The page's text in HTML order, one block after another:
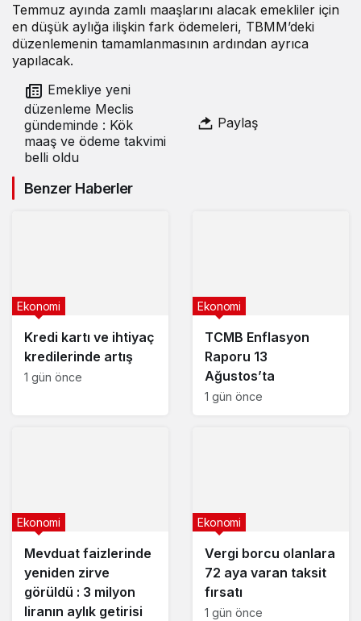
Temmuz ayında zamlı maaşlarını alacak emekliler için
en düşük aylığa ilişkin fark ödemeleri, TBMM’deki
düzenlemenin tamamlanmasının ardından ayrıca
yapılacak.
Emekliye yeni
düzenleme Meclis
gündeminde : Kök
maaş ve ödeme takvimi
belli oldu
Paylaş
Benzer Haberler
Kredi kartı ve ihtiyaç
kredilerinde artış
Ekonomi
1 gün önce
TCMB Enflasyon
Raporu 13
Ağustos’ta
Ekonomi
1 gün önce
Mevduat faizlerinde
yeniden zirve
görüldü : 3 milyon
liranın aylık getirisi
Ekonomi
Vergi borcu olanlara
72 aya varan taksit
fırsatı
Ekonomi
1 gün önce